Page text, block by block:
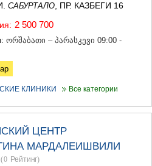
САБУРТАЛО , ПР. КАЗБЕГИ 16
2 500 700
ორშაბათი – პარასკევი 09:00 -
КЛИНИКИ Все категории
ЦЕНТР
МАРДАЛЕИШВИЛИ
(0 Рейтинг)